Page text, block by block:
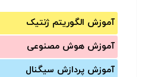
آموزش الگوریتم ژنتیک
آموزش‌ هوش مصنوعی
آموزش‌ پردازش سیگنال